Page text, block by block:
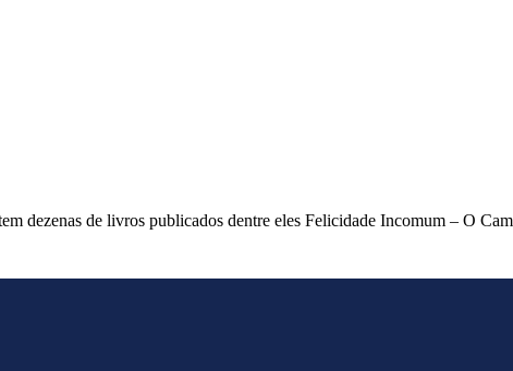
dezenas de livros publicados dentre eles Felicidade Incomum – O